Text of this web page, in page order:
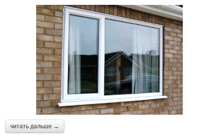
читать дальше →